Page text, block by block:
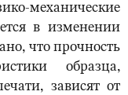
механические
в изменении
что прочность
образца,
зависят от